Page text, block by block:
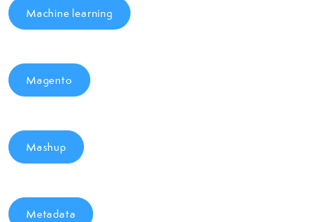
Machine learning
Magento
Mashup
Metadata